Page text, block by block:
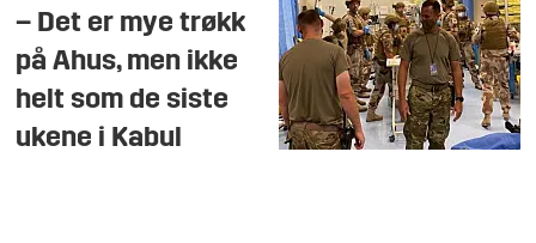
– Det er mye trøkk
på Ahus, men ikke
helt som de siste
ukene i Kabul